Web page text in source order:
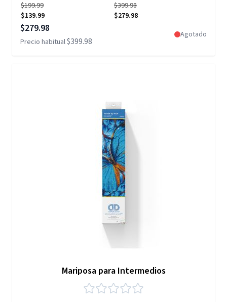
$199.99
$139.99
$399.98
$279.98
Precio especial
$279.98
Precio habitual$399.98
Agotado
Mariposa para Intermedios